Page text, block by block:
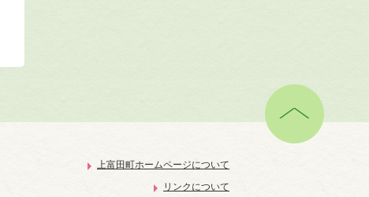
上富田町ホームページについて
リンクについて